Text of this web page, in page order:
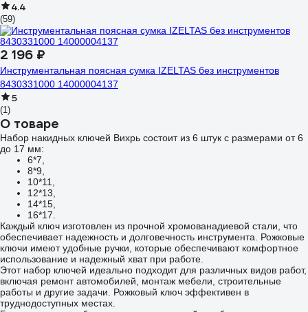
4.4
(59)
2 196 ₽
Инструментальная поясная сумка IZELTAS без инструментов
8430331000 14000004137
5
(1)
О товаре
Набор накидных ключей Вихрь состоит из 6 штук с размерами от 6
до 17 мм:
6*7,
8*9,
10*11,
12*13,
14*15,
16*17.
Каждый ключ изготовлен из прочной хромованадиевой стали, что
обеспечивает надежность и долговечность инструмента. Рожковые
ключи имеют удобные ручки, которые обеспечивают комфортное
использование и надежный хват при работе.
Этот набор ключей идеально подходит для различных видов работ,
включая ремонт автомобилей, монтаж мебели, строительные
работы и другие задачи. Рожковый ключ эффективен в
труднодоступных местах.